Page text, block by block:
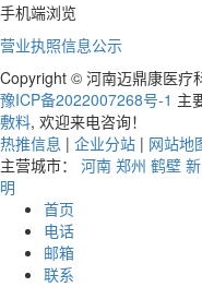
手机端浏览
营业执照信息公示
Copyright © 河南迈鼎康医疗
豫ICP备2022007268号-1 主
敷料, 欢迎来电咨询！
热推信息 | 企业分站 | 网站地
主营城市： 河南 郑州 鹤壁
明
首页
电话
邮箱
联系